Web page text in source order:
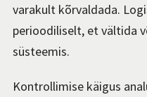
varakult kõrvaldada.
perioodiliselt, et vältida
süsteemis.
Kontrollimise käigus